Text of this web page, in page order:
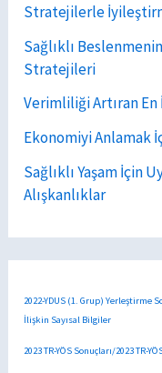
Stratejilerle
Sağlıklı
Stratejileri
Verimliliği Artıran En
Ekonomiyi Anlamak
Sağlıklı Yaşam İçin
Alışkanlıklar
2022-YDUS (1. Grup) Yerleştirme
İlişkin Sayısal Bilgiler
2023 TR-YÖS Sonuçları/2023 TR-